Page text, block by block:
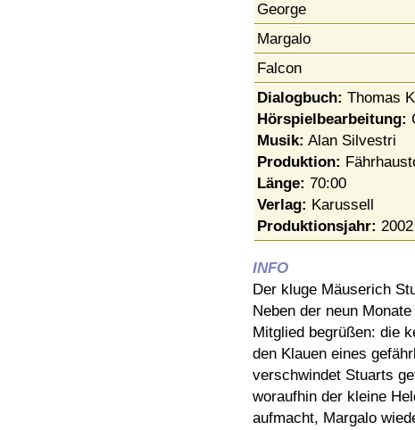
George
Margalo
Falcon
Dialogbuch: Thomas
Hörspielbearbeitung:
Musik: Alan Silvestri
Produktion:
Länge: 70:00
Verlag: Karussell
Produktionsjahr: 2002
INFO
Der kluge Mäuserich
Neben der neun
Mitglied begrüßen: die
den Klauen eines
verschwindet Stuarts
woraufhin der kleine
aufmacht, Margalo